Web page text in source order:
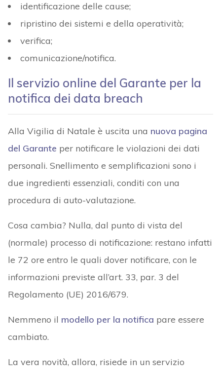
identificazione delle cause;
ripristino dei sistemi e della operatività;
verifica;
comunicazione/notifica.
Il servizio online del Garante per la
notifica dei data breach
Alla Vigilia di Natale è uscita una nuova pagina
del Garante per notificare le violazioni dei dati
personali. Snellimento e semplificazioni sono i
due ingredienti essenziali, conditi con una
procedura di auto-valutazione.
Cosa cambia? Nulla, dal punto di vista del
(normale) processo di notificazione: restano infatti
le 72 ore entro le quali dover notificare, con le
informazioni previste all’art. 33, par. 3 del
Regolamento (UE) 2016/679.
Nemmeno il modello per la notifica pare essere
cambiato.
La vera novità, allora, risiede in un servizio